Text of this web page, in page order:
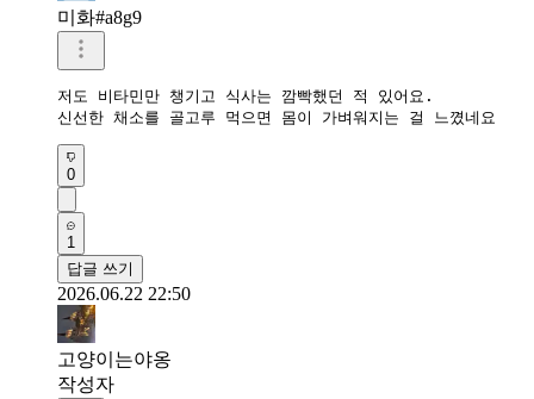
미화#a8g9
저도 비타민만 챙기고 식사는 깜빡했던 적 있어요.
신선한 채소를 골고루 먹으면 몸이 가벼워지는 걸 느꼈네요
0
1
답글 쓰기
2026.06.22 22:50
고양이는야옹
작성자